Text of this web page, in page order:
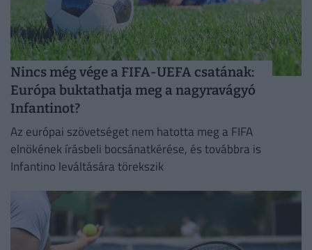
Nincs még vége a FIFA-UEFA csatának:
Európa buktathatja meg a nagyravágyó
Infantinot?
Az európai szövetséget nem hatotta meg a FIFA
elnökének írásbeli bocsánatkérése, és továbbra is
Infantino leváltására törekszik